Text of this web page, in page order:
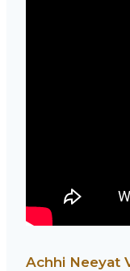
Achhi Neeyat